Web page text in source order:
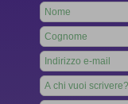
Leave
this
field
blank